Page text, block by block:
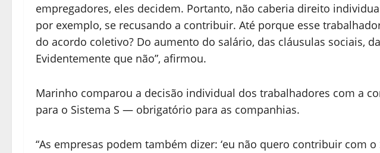
empregadores, eles decidem. Portanto, não caberia direito
por exemplo, se recusando a contribuir. Até porque esse
do acordo coletivo? Do aumento do salário, das cláusulas sociais,
Evidentemente que não”, afirmou.
Marinho comparou a decisão individual dos trabalhadores com a
para o Sistema S — obrigatório para as companhias.
“As empresas podem também dizer: ‘eu não quero contribuir com o